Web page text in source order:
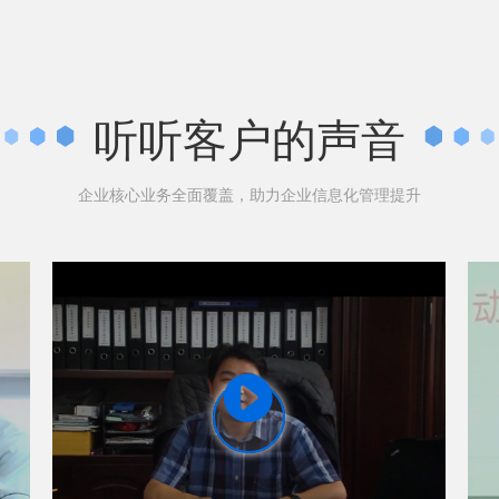
听听客户的声音
企业核心业务全面覆盖，助力企业信息化管理提升
